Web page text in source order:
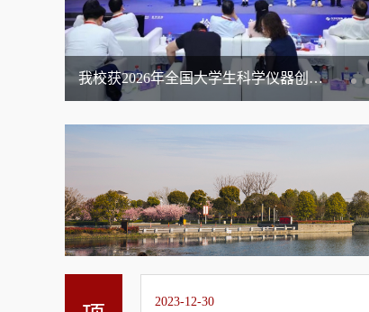
我校在第十六届常州市高等教育与职业教育创新创业大赛中喜获佳绩
2023-12-30